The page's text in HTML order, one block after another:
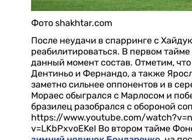
Фото shakhtar.com
После неудачи в спарринге с
реабилитироваться. В первом
данный момент состав. Отметим,
Дентиньо и Фернандо, а также
заметно сильнее оппонентов и в
Мораес обыгрался с Марлосом и
бразилец разобрался с обороной
https://www.youtube.com/
v=LKbPxvoEKeI Во втором тайме